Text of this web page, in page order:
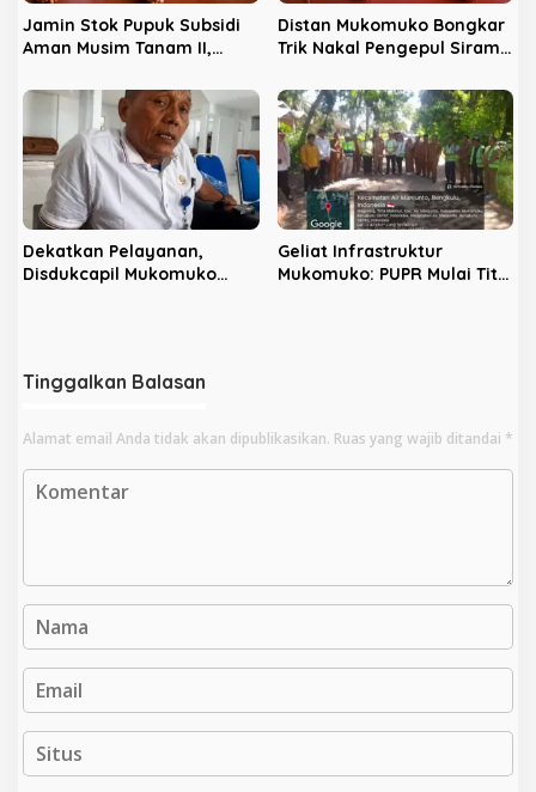
Jamin Stok Pupuk Subsidi
Aman Musim Tanam II,
Kios Nakal
Distan Mukomuko Bongkar
Trik Nakal Pengepul Siram
Anjlok di Bawah Provinsi
Dekatkan Pelayanan,
Disdukcapil Mukomuko
Geliat Infrastruktur
Mukomuko: PUPR Mulai Titik
Tinggalkan Balasan
Alamat email Anda tidak akan dipublikasikan. Ruas yang wajib ditandai *